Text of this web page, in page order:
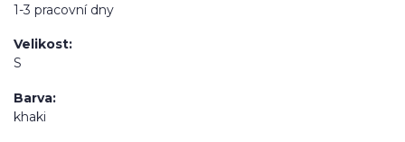
1-3 pracovní dny
Velikost
S
Barva
khaki